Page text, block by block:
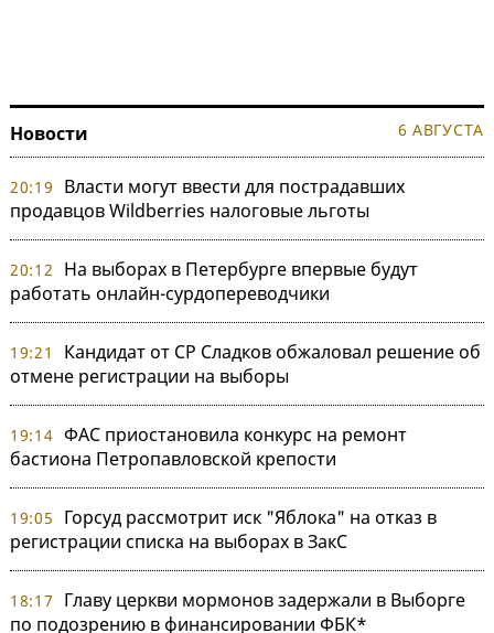
Новости 6 АВГУСТА
20:19
Власти могут ввести для пострадавших
продавцов Wildberries налоговые льготы
20:12
На выборах в Петербурге впервые будут
работать онлайн-сурдопереводчики
19:21
Кандидат от СР Сладков обжаловал решение об
отмене регистрации на выборы
19:14 ФАС приостановила конкурс на ремонт
бастиона Петропавловской крепости
19:05
Горсуд рассмотрит иск "Яблока" на отказ в
регистрации списка на выборах в ЗакС
18:17
Главу церкви мормонов задержали в Выборге
по подозрению в финансировании ФБК*